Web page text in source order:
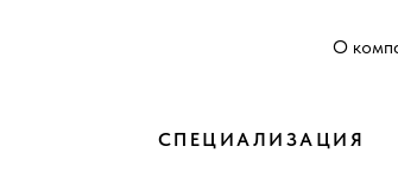
О
СПЕЦИАЛИЗАЦИЯ